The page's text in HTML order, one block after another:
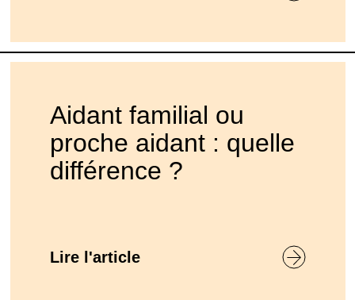
Aidant familial ou
proche aidant : quelle
différence ?
Lire l'article